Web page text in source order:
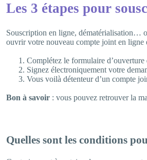
Les 3 étapes pour
Souscription en ligne, dématérialisation…
ouvrir votre nouveau compte joint en ligne
Complétez le formulaire
Signez électroniquement votre
Vous voilà détenteur d’un compte
Bon à savoir : vous pouvez retrouver la
Quelles sont les conditions